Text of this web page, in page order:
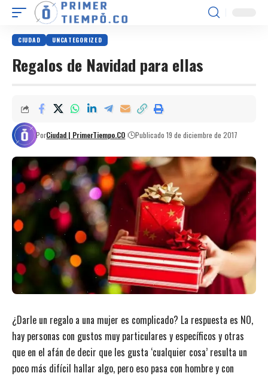
CIUDAD UNCATEGORIZED
Regalos de Navidad para ellas
PorCiudad | PrimerTiempo.CO Publicado 19 de diciembre de 2017
¿Darle un regalo a una mujer es complicado? La respuesta es NO,
hay personas con gustos muy particulares y específicos y otras
que en el afán de decir que les gusta ‘cualquier cosa’ resulta un
poco más difícil hallar algo, pero eso pasa con hombre y con